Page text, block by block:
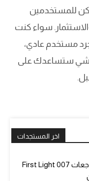
للمستخدمين
سواء كنت
مستخدم عادي،
ستساعدك على
اخر المستجدات
مخاوف من تأخير مراجعات 007 First Light